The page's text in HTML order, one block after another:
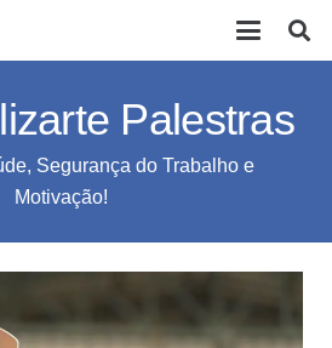
Palestras
Segurança do Trabalho e
Motivação!